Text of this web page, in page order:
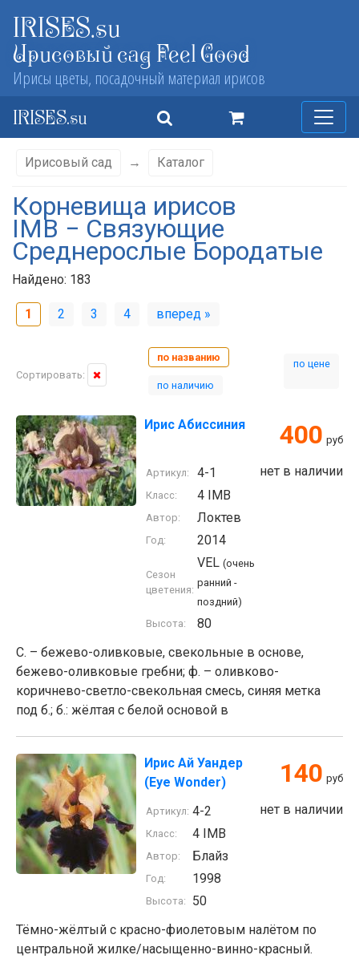
IRISES.su
Ирисовый сад Feel Good
Ирисы цветы, посадочный материал ирисов
IRISES.su
Ирисовый сад → Каталог
Корневища ирисов
IMB − Связующие
Среднерослые Бородатые
Найдено: 183
1 2 3 4 вперед »
Сортировать:
по названию
по наличию
по цене
Ирис Абиссиния 400 руб
нет в наличии
Артикул: 4-1
Класс: 4 IMB
Автор: Локтев
Год: 2014
Сезон
цветения:
VEL (очень
ранний -
поздний)
Высота:
80
С. – бежево-оливковые, свекольные в основе,
бежево-оливковые гребни; ф. – оливково-
коричнево-светло-свекольная смесь, синяя метка
под б.; б.: жёлтая с белой основой в
Ирис Ай Уандер
(Eye Wonder)
140 руб
нет в наличии
Артикул: 4-2
Класс: 4 IMB
Автор: Блайз
Год: 1998
Высота:
50
Тёмно-жёлтый с красно-фиолетовым налётом по
центральной жилке/насыщенно-винно-красный.